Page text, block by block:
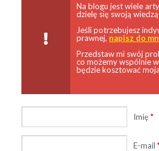
Na blogu jest wiele
dzielę się swoją
Jeśli potrzebujesz
prawnej, napisz do
Przedstaw mi swój
co możemy wspólnie
będzie kosztować
Imię*
E-mail